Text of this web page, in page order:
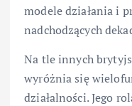
modele działania i
nadchodzących
Na tle innych
wyróżnia się
działalności. Jego